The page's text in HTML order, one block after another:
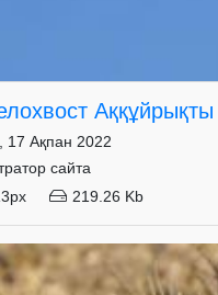
Аққұйрықты
17 Ақпан 2022
сайта
219.26 Kb